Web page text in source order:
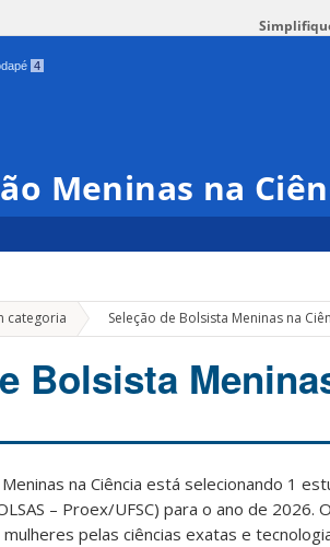
4
Meninas na
categoria » Seleção de Bolsista Meninas na
Bolsista
na Ciência está selecionando 1
– Proex/UFSC) para o ano de
pelas ciências exatas e